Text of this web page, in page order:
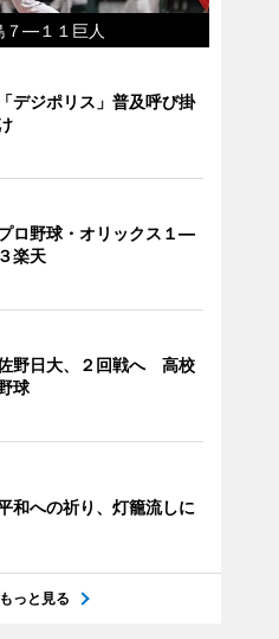
７―１１巨人
「デジポリス」普及呼び掛
ロ野球・オリックス１―
３楽天
野日大、２回戦へ 高校
球
和への祈り、灯籠流しに
もっと見る